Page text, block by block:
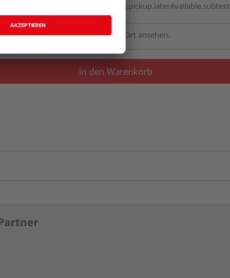
vue.ads.priceMerchantBox.option.pickup.laterAvailable.subtext
Verfügbar in der Ausstellung - vor Ort ansehen.
In den Warenkorb